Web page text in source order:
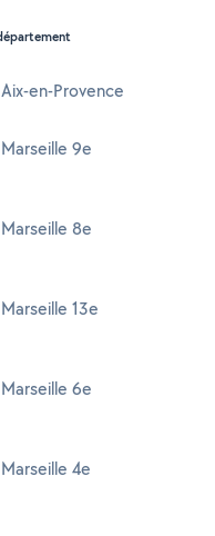
en-Provence
9e
8e
13e
6e
4e